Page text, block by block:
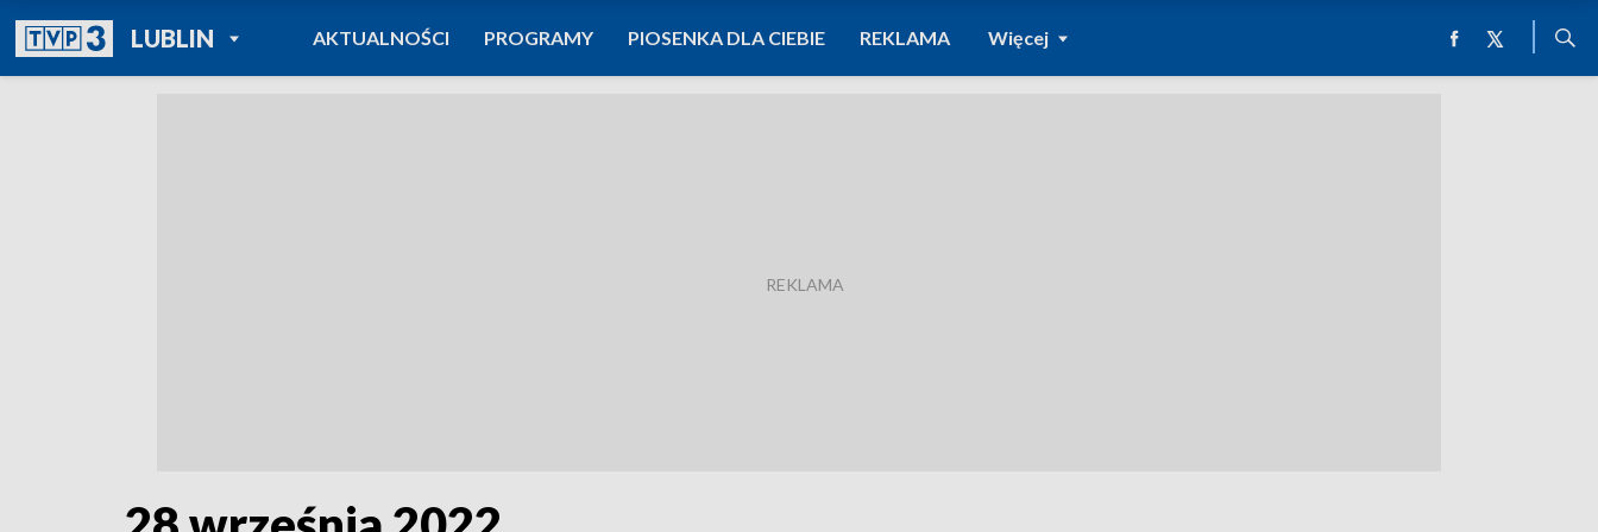
LUBLINPOWRÓT DO
TVP REGIONY
AKTUALNOŚCI PROGRAMY PIOSENKA DLA CIEBIE REKLAMA Więcej